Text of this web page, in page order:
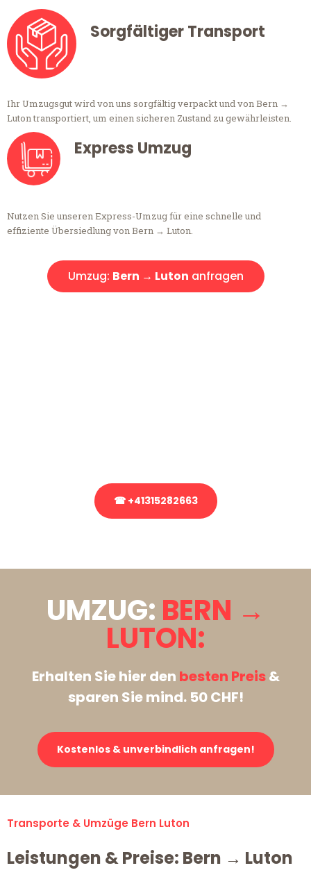
Sorgfältiger Transport
Ihr Umzugsgut wird von uns sorgfältig verpackt und von Bern →
Luton transportiert, um einen sicheren Zustand zu gewährleisten.
Express Umzug
Nutzen Sie unseren Express-Umzug für eine schnelle und
effiziente Übersiedlung von Bern → Luton.
Umzug: Bern → Luton anfragen
☎ +41315282663
UMZUG: BERN →
LUTON:
Erhalten Sie hier den besten Preis&
sparen Sie mind. 50 CHF!
Kostenlos & unverbindlich anfragen!
Transporte & Umzüge Bern Luton
Leistungen & Preise: Bern → Luton